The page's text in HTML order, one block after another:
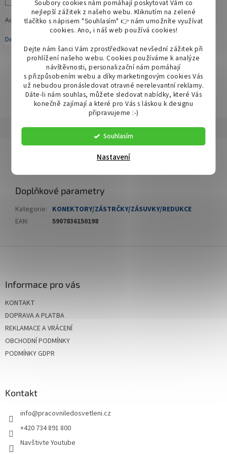
Soubory cookies nám pomáhají poskytovat Vám co
nejlepší zážitek z našeho webu. Kliknutím na zelené
tlačítko s nápisem "Souhlasím" 👉 nám umožníte využívat
cookies. Ano, i náš web používá cookies!
Dejte nám šanci Vám zprostředkovat nevšední zážitek při
prohlížení našeho webu. Cookies používáme k analýze
návštěvnosti, personalizační nám pomáhají
s přizpůsobením webu a díky marketingovým cookies Vás
už nebudou pronásledovat otravné nerelevantní reklamy.
Dáte-li nám souhlas, můžete sledovat nabídky, které Vás
konečně zajímají a které pro Vás s láskou k designu
připravujeme :-)
Souhlasím
Nastavení
Adaptér H9/H11 (zástrčka) → 9005 (HB3) zásuvka.
Detailní informace
ZEPTAT SE SDÍLET
Popis Diskuze
Detailní popis produktu
Doplňkové parametry
Kategorie: KONEKTORY/ZÁSTRČKY/ZÁSUVKY/REDUKCE
EAN: 5907836150198
Informace pro vás
KONTAKT
DOPRAVA A PLATBA
REKLAMACE A VRÁCENÍ
OBCHODNÍ PODMÍNKY
PODMÍNKY GDPR
Kontakt
info@pracovniledosvetleni.cz
+420 734 891 800
Navštivte Youtube